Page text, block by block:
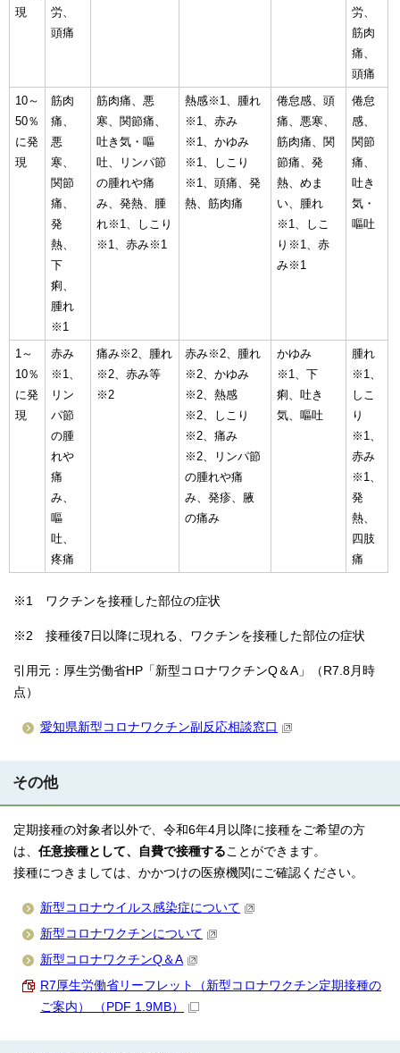
現
労、
頭痛
労、
筋肉
痛、
頭痛
10～
50％
に発
現
筋肉
痛、
悪
寒、
関節
痛、
発
熱、
下
痢、
腫れ
※1
筋肉痛、悪
寒、関節痛、
吐き気・嘔
吐、リンパ節
の腫れや痛
み、発熱、腫
れ※1、しこり
※1、赤み※1
熱感※1、腫れ
※1、赤み
※1、かゆみ
※1、しこり
※1、頭痛、発
熱、筋肉痛
倦怠感、頭
痛、悪寒、
筋肉痛、関
節痛、発
熱、めま
い、腫れ
※1、しこ
り※1、赤
み※1
倦怠
感、
関節
痛、
吐き
気・
嘔吐
1～
10％
に発
現
赤み
※1、
リン
パ節
の腫
れや
痛
み、
嘔
吐、
疼痛
痛み※2、腫れ
※2、赤み等
※2
赤み※2、腫れ
※2、かゆみ
※2、熱感
※2、しこり
※2、痛み
※2、リンパ節
の腫れや痛
み、発疹、腋
の痛み
かゆみ
※1、下
痢、吐き
気、嘔吐
腫れ
※1、
しこ
り
※1、
赤み
※1、
発
熱、
四肢
痛
※1 ワクチンを接種した部位の症状
※2 接種後7日以降に現れる、ワクチンを接種した部位の症状
引用元：厚生労働省HP「新型コロナワクチンQ＆A」（R7.8月時
点）
愛知県新型コロナワクチン副反応相談窓口
その他
定期接種の対象者以外で、令和6年4月以降に接種をご希望の方
は、 任意接種として、自費で接種することができます。
接種につきましては、かかつけの医療機関にご確認ください。
新型コロナウイルス感染症について
新型コロナワクチンについて
新型コロナワクチンQ＆A
R7厚生労働省リーフレット（新型コロナワクチン定期接種の
ご案内） （PDF 1.9MB）